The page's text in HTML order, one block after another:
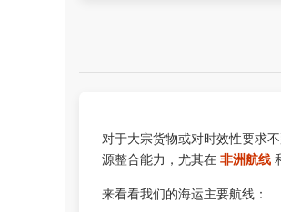
对于大宗货物或对时效性要求
源整合能力，尤其在 非洲航线
来看看我们的海运主要航线：